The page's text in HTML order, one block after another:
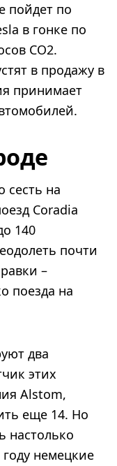
пойдет по
в гонке по
CO2.
в продажу в
принимает
сесть на
Coradia
140
почти
–
поезда на
два
этих
Alstom,
еще 14. Но
настолько
немецкие